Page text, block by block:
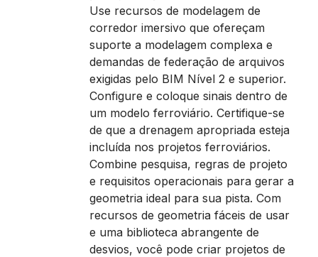
Use recursos de modelagem de
corredor imersivo que ofereçam
suporte a modelagem complexa e
demandas de federação de arquivos
exigidas pelo BIM Nível 2 e superior.
Configure e coloque sinais dentro de
um modelo ferroviário. Certifique-se
de que a drenagem apropriada esteja
incluída nos projetos ferroviários. ​
Combine pesquisa, regras de projeto
e requisitos operacionais para gerar a
geometria ideal para sua pista. Com
recursos de geometria fáceis de usar
e uma biblioteca abrangente de
desvios, você pode criar projetos de